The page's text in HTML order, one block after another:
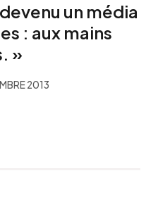
un média
: aux mains
»
2013